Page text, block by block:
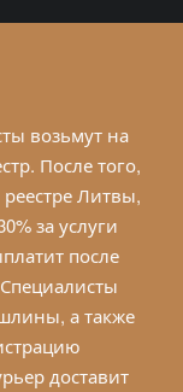
возьмут на
После того,
Литвы,
за услуги
после
а также
доставит